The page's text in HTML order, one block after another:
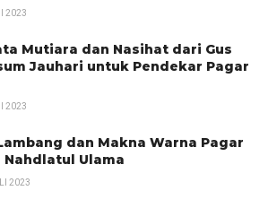
2023
Mutiara dan Nasihat dari Gus
Jauhari untuk Pendekar Pagar
2023
dan Makna Warna Pagar
Nahdlatul Ulama
2023